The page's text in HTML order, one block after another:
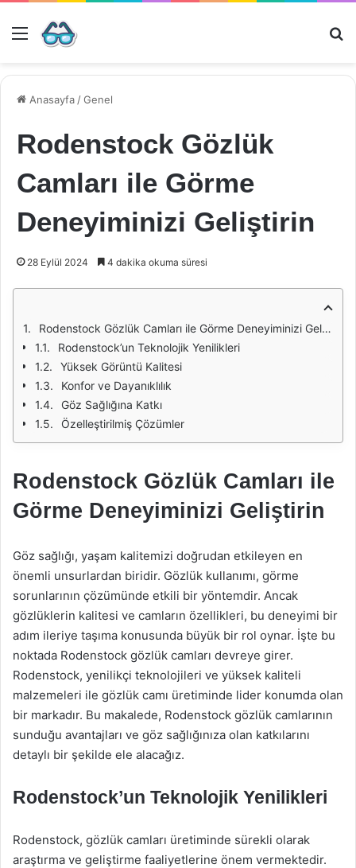
Menü
Anasayfa /Genel
Rodenstock Gözlük
Camları ile Görme
Deneyiminizi Geliştirin
28 Eylül 2024 4 dakika okuma süresi
Rodenstock Gözlük Camları ile Görme Deneyiminizi Geliştirin
Rodenstock’un Teknolojik Yenilikleri
Yüksek Görüntü Kalitesi
Konfor ve Dayanıklılık
Göz Sağlığına Katkı
Özelleştirilmiş Çözümler
Rodenstock Gözlük Camları ile
Görme Deneyiminizi Geliştirin
Göz sağlığı, yaşam kalitemizi doğrudan etkileyen en
önemli unsurlardan biridir. Gözlük kullanımı, görme
sorunlarının çözümünde etkili bir yöntemdir. Ancak
gözlüklerin kalitesi ve camların özellikleri, bu deneyimi bir
adım ileriye taşıma konusunda büyük bir rol oynar. İşte bu
noktada Rodenstock gözlük camları devreye girer.
Rodenstock, yenilikçi teknolojileri ve yüksek kaliteli
malzemeleri ile gözlük camı üretiminde lider konumda olan
bir markadır. Bu makalede, Rodenstock gözlük camlarının
sunduğu avantajları ve göz sağlığınıza olan katkılarını
detaylı bir şekilde ele alacağız.
Rodenstock’un Teknolojik Yenilikleri
Rodenstock, gözlük camları üretiminde sürekli olarak
araştırma ve geliştirme faaliyetlerine önem vermektedir.